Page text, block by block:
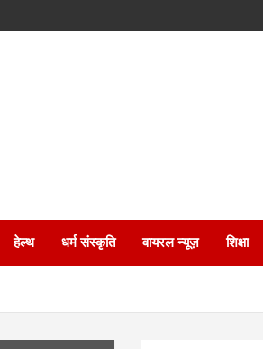
हेल्थ धर्म संस्कृति वायरल न्यूज़ शिक्षा